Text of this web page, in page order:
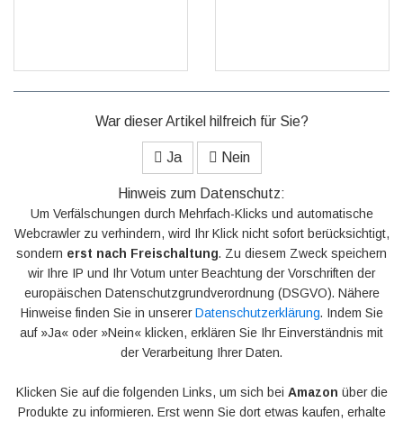
War dieser Artikel hilfreich für Sie?
Ja Nein
Hinweis zum Datenschutz:
Um Verfälschungen durch Mehrfach-Klicks und automatische
Webcrawler zu verhindern, wird Ihr Klick nicht sofort berücksichtigt,
sondern erst nach Freischaltung. Zu diesem Zweck speichern
wir Ihre IP und Ihr Votum unter Beachtung der Vorschriften der
europäischen Datenschutzgrundverordnung (DSGVO). Nähere
Hinweise finden Sie in unsererDatenschutzerklärung. Indem Sie
auf »Ja« oder »Nein« klicken, erklären Sie Ihr Einverständnis mit
der Verarbeitung Ihrer Daten.
Klicken Sie auf die folgenden Links, um sich bei Amazon über die
Produkte zu informieren. Erst wenn Sie dort etwas kaufen, erhalte